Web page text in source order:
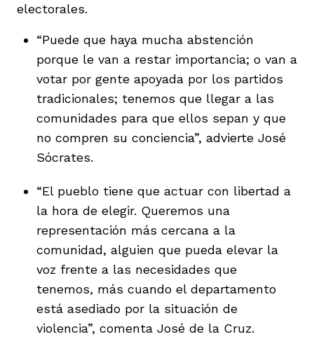
electorales.
“Puede que haya mucha abstención
porque le van a restar importancia; o van a
votar por gente apoyada por los partidos
tradicionales; tenemos que llegar a las
comunidades para que ellos sepan y que
no compren su conciencia”, advierte José
Sócrates.
“El pueblo tiene que actuar con libertad a
la hora de elegir. Queremos una
representación más cercana a la
comunidad, alguien que pueda elevar la
voz frente a las necesidades que
tenemos, más cuando el departamento
está asediado por la situación de
violencia”, comenta José de la Cruz.